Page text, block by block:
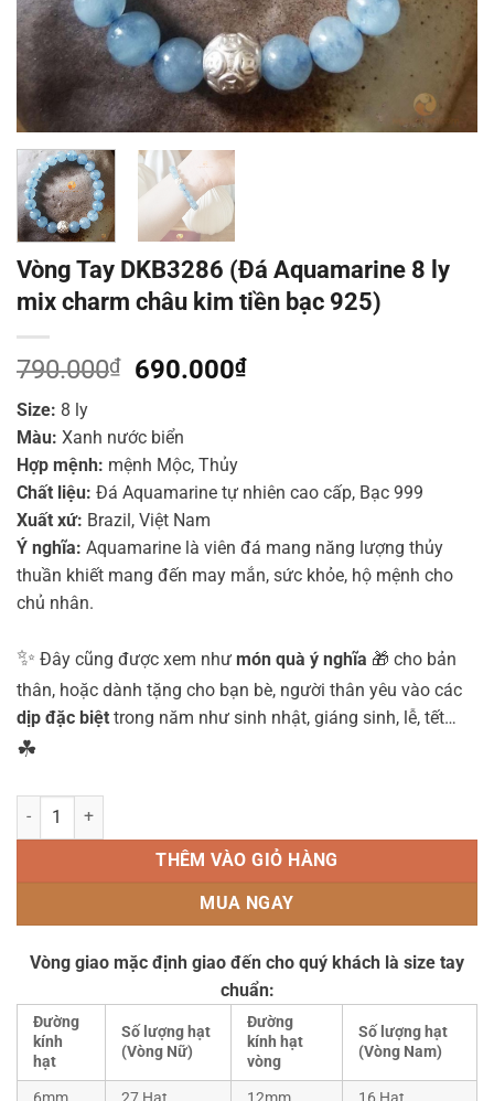
Vòng Tay DKB3286 (Đá Aquamarine 8 ly
mix charm châu kim tiền bạc 925)
790.000₫
Giá
790.000₫.
690.000₫Giá
Size: 8 ly
Màu: Xanh nước biển
Hợp mệnh: mệnh Mộc, Thủy
Chất liệu: Đá Aquamarine tự nhiên cao cấp, Bạc 999
Xuất xứ: Brazil, Việt Nam
Ý nghĩa: Aquamarine là viên đá mang năng lượng thủy
thuần khiết mang đến may mắn, sức khỏe, hộ mệnh cho
chủ nhân.
✨ Đây cũng được xem như món quà ý nghĩa 🎁 cho bản
thân, hoặc dành tặng cho bạn bè, người thân yêu vào các
dịp đặc biệt trong năm như sinh nhật, giáng sinh, lễ, tết…
☘
Vòng Tay DKB3286 (Đá Aquamarine 8 ly mix charm châu kim tiền
THÊM VÀO GIỎ HÀNG
MUA NGAY
Vòng giao mặc định giao đến cho quý khách là size tay
chuẩn:
Đường
kính
hạt
Số lượng hạt
(Vòng Nữ)
Đường
kính hạt
vòng
Số lượng hạt
(Vòng Nam)